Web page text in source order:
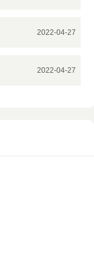
2022-04-27
2022-04-27